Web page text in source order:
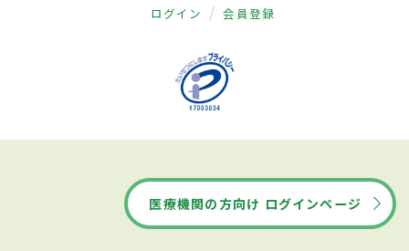
ログイン 会員登録
医療機関の方向け ログインページ